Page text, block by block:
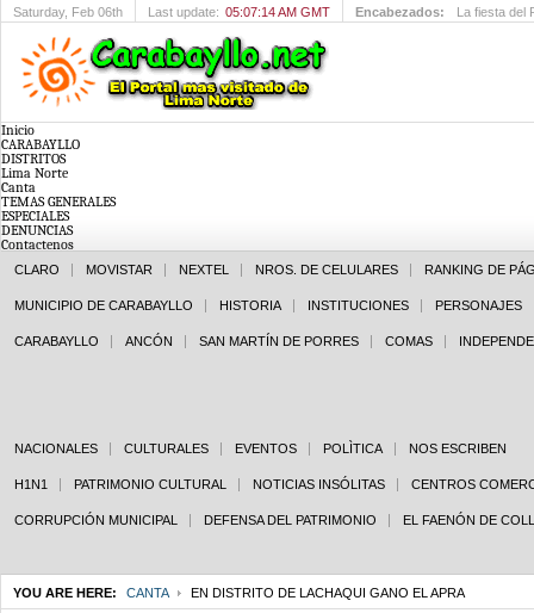
Saturday, Feb 06th Last update: 05:07:14 AM GMT Encabezados: La fiesta del
Inicio
CARABAYLLO
DISTRITOS
Lima Norte
Canta
TEMAS GENERALES
ESPECIALES
DENUNCIAS
Contactenos
CLARO MOVISTAR NEXTEL NROS. DE CELULARES RANKING DE
MUNICIPIO DE CARABAYLLO HISTORIA INSTITUCIONES PERSONAJES
CARABAYLLO ANCÓN SAN MARTÍN DE PORRES COMAS
NACIONALES CULTURALES EVENTOS POLÌTICA NOS ESCRIBEN
H1N1 PATRIMONIO CULTURAL NOTICIAS INSÓLITAS CENTROS
CORRUPCIÓN MUNICIPAL DEFENSA DEL PATRIMONIO EL FAENÓN DE
YOU ARE HERE: CANTA EN DISTRITO DE LACHAQUI GANO EL APRA